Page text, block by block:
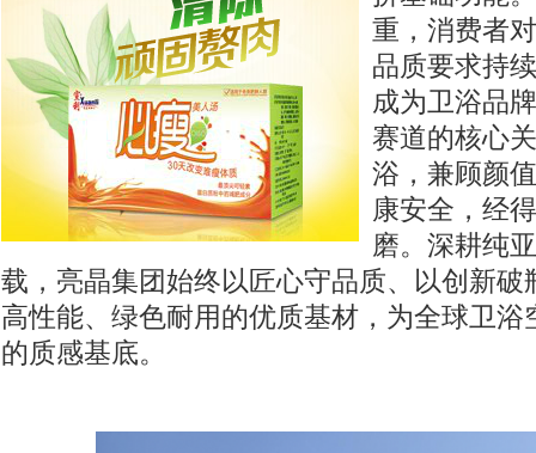
重，消费者
品质要求持
成为卫浴品
赛道的核心
浴，兼顾颜
康安全，经
磨。深耕纯
载，亮晶集团始终以匠心守品质、以创新破
高性能、绿色耐用的优质基材，为全球卫浴
的质感基底。